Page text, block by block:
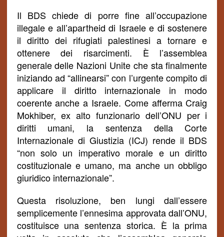
Il BDS chiede di porre fine all’occupazione
illegale e all’apartheid di Israele e di sostenere
il diritto dei rifugiati palestinesi a tornare e
ottenere dei risarcimenti. È l’assemblea
generale delle Nazioni Unite che sta finalmente
iniziando ad “allinearsi” con l’urgente compito di
applicare il diritto internazionale in modo
coerente anche a Israele. Come afferma Craig
Mokhiber, ex alto funzionario dell’ONU per i
diritti umani, la sentenza della Corte
Internazionale di Giustizia (ICJ) rende il BDS
“non solo un imperativo morale e un diritto
costituzionale e umano, ma anche un obbligo
giuridico internazionale”.
Questa risoluzione, ben lungi dall’essere
semplicemente l’ennesima approvata dall’ONU,
costituisce una sentenza storica. È la prima